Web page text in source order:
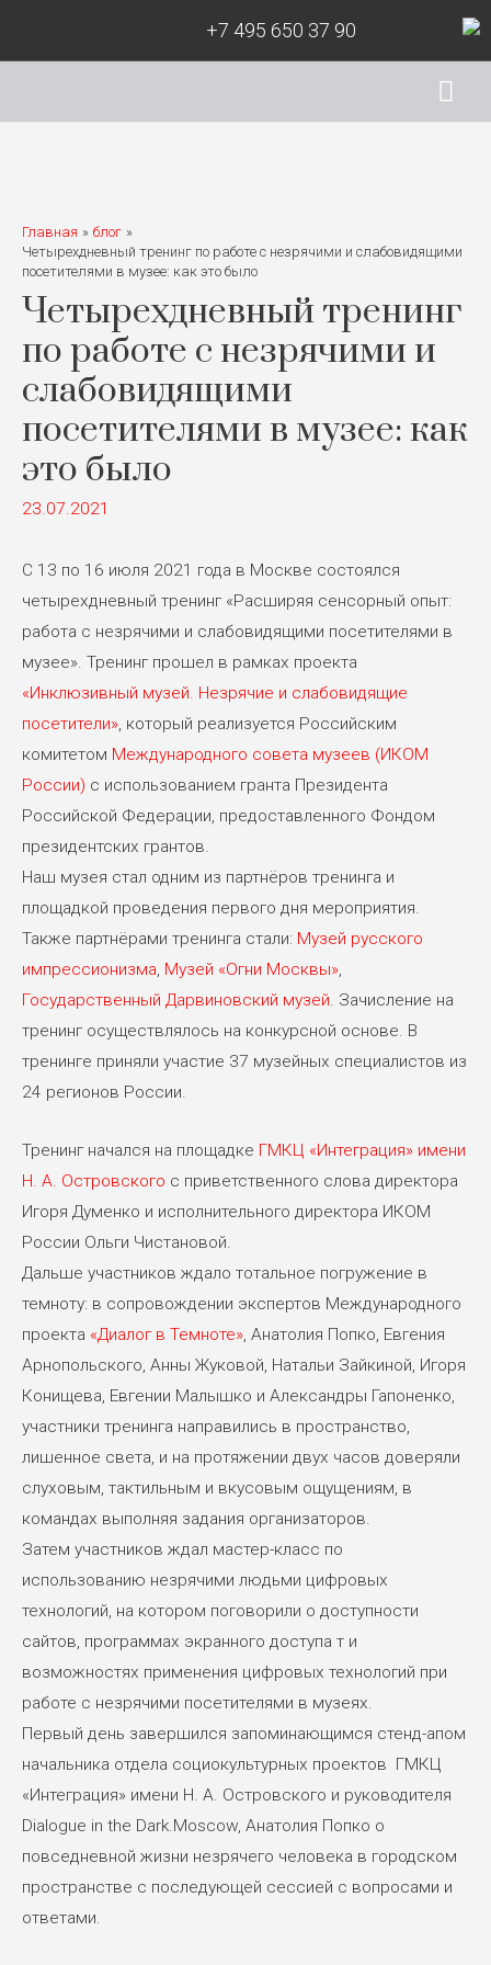
+7 495 650 37 90
Главная
блог
Четырехдневный тренинг по работе с незрячими и слабовидящими
посетителями в музее: как это было
Четырехдневный тренинг
по работе с незрячими и
слабовидящими
посетителями в музее: как
это было
23.07.2021
С 13 по 16 июля 2021 года в Москве состоялся
четырехдневный тренинг «Расширяя сенсорный опыт:
работа с незрячими и слабовидящими посетителями в
музее». Тренинг прошел в рамках проекта
«Инклюзивный музей. Незрячие и слабовидящие
посетители», который реализуется Российским
комитетом Международного совета музеев (ИКОМ
России) с использованием гранта Президента
Российской Федерации, предоставленного Фондом
президентских грантов.
Наш музея стал одним из партнёров тренинга и
площадкой проведения первого дня мероприятия.
Также партнёрами тренинга стали: Музей русского
импрессионизма, Музей «Огни Москвы»,
Государственный Дарвиновский музей. Зачисление на
тренинг осуществлялось на конкурсной основе. В
тренинге приняли участие 37 музейных специалистов из
24 регионов России.
Тренинг начался на площадке ГМКЦ «Интеграция» имени
Н. А. Островского с приветственного слова директора
Игоря Думенко и исполнительного директора ИКОМ
России Ольги Чистановой.
Дальше участников ждало тотальное погружение в
темноту: в сопровождении экспертов Международного
проекта «Диалог в Темноте», Анатолия Попко, Евгения
Арнопольского, Анны Жуковой, Натальи Зайкиной, Игоря
Конищева, Евгении Малышко и Александры Гапоненко,
участники тренинга направились в пространство,
лишенное света, и на протяжении двух часов доверяли
слуховым, тактильным и вкусовым ощущениям, в
командах выполняя задания организаторов.
Затем участников ждал мастер-класс по
использованию незрячими людьми цифровых
технологий, на котором поговорили о доступности
сайтов, программах экранного доступа т и
возможностях применения цифровых технологий при
работе с незрячими посетителями в музеях.
Первый день завершился запоминающимся стенд-апом
начальника отдела социокультурных проектов ГМКЦ
«Интеграция» имени Н. А. Островского и руководителя
Dialogue in the Dark.Moscow, Анатолия Попко о
повседневной жизни незрячего человека в городском
пространстве с последующей сессией с вопросами и
ответами.